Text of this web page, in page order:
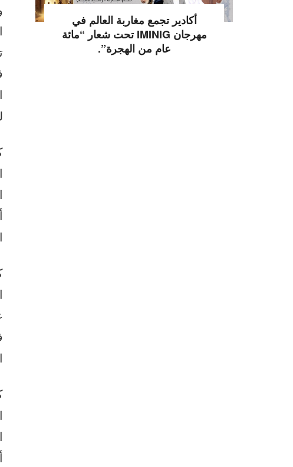
أكادير تجمع مغاربة العالم في
مهرجان IMINIG تحت شعار “مائة
عام من الهجرة”.